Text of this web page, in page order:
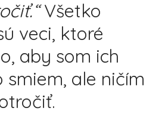
Všetko
veci, ktoré
aby som ich
smiem, ale ničím